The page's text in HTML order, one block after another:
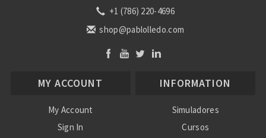
+1 (786) 220-4696
shop@pablolledo.com
MY ACCOUNT
My Account
Sign In
INFORMATION
Simuladores
Cursos